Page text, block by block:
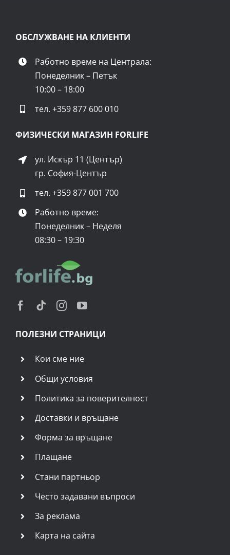
ОБСЛУЖВАНЕ НА КЛИЕНТИ
Работно време на Централа:
Понеделник – Петък
10:00 – 18:00
тел.+359 877 600 010
ФИЗИЧЕСКИ МАГАЗИН FORLIFE
ул. Искър 11 (Център)
гр. София-Център
тел.+359 877 001 700
Работно време:
Понеделник – Неделя
08:30 – 19:30
ПОЛЕЗНИ СТРАНИЦИ
Кои сме ние
Общи условия
Политика за поверителност
Доставки и връщане
Форма за връщане
Плащане
Стани партньор
Често задавани въпроси
За реклама
Карта на сайта